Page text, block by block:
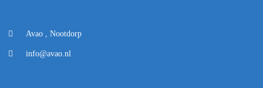
Avao , Nootdorp
info@avao.nl